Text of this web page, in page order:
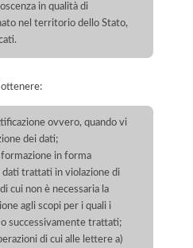
in qualità di
nel territorio dello Stato,
ovvero, quando vi
dei dati;
in forma
dati trattati in violazione di
cui non è necessaria la
agli scopi per i quali i
successivamente trattati;
di cui alle lettere a)